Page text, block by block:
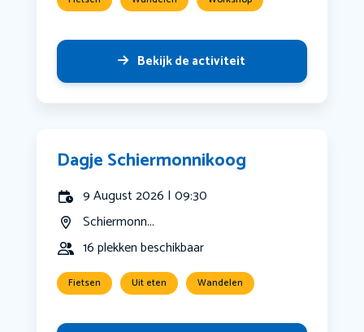
Bekijk de activiteit
Dagje Schiermonnikoog
9 August 2026 | 09:30
Schiermonn...
16 plekken beschikbaar
Fietsen Uit eten Wandelen